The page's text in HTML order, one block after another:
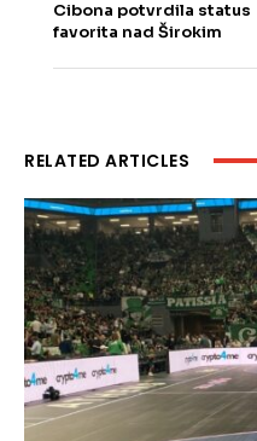
Cibona potvrdila status
favorita nad Širokim
RELATED ARTICLES